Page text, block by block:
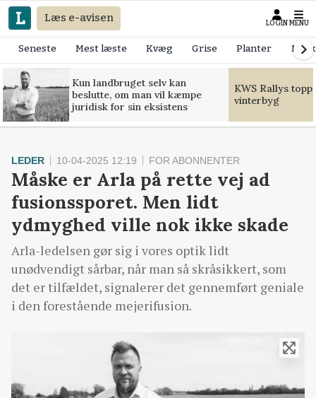
Læs e-avisen LOGIN MENU
Seneste Mest læste Kvæg Grise Planter
Kun landbruget selv kan
beslutte, om man vil kæmpe
juridisk for sin eksistens
KWS Rallys
vinterbyg
LEDER 10-04-2025 12:19 FOR ABONNENTER
Måske er Arla på rette vej ad
fusionssporet. Men lidt
ydmyghed ville nok ikke skade
Arla-ledelsen gør sig i vores optik lidt
unødvendigt sårbar, når man så skråsikkert, som
det er tilfældet, signalerer det gennemført geniale
i den forestående mejerifusion.